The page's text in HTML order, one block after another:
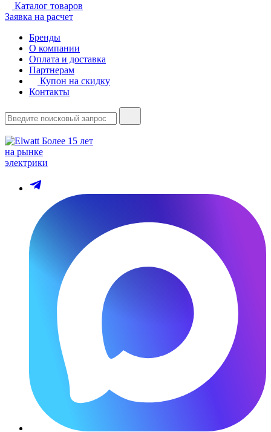
Каталог товаров
Заявка на расчет
Бренды
О компании
Оплата и доставка
Партнерам
Купон на скидку
Контакты
Более 15 лет
на рынке
электрики